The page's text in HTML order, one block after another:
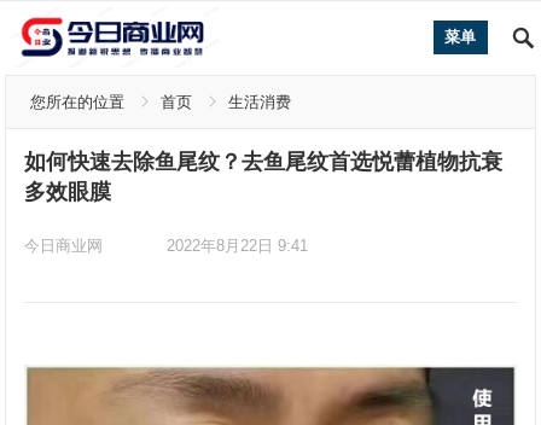
菜单
您所在的位置 首页 生活消费
如何快速去除鱼尾纹？去鱼尾纹首选悦蕾植物抗衰
多效眼膜
今日商业网 2022年8月22日 9:41